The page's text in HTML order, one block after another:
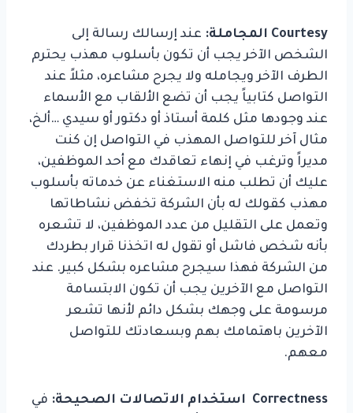
Courtesy المجاملة: عند إرسالك رسالة إلى
الشخص الآخر يجب أن تكون بأسلوب مهذب يحترم
الطرف الآخر ويجامله ولا يجرح مشاعره، مثلاً عند
التواصل كتابياً يجب أن تضع الألقاب مع الأسماء
عند وجودها مثل كلمة أستاذ أو دكتور أو سيدي …ألخ،
مثال آخر للتواصل المهذب في التواصل إن كنت
مديراً وترغب في إنهاء تعاقدك مع أحد الموظفين،
عليك أن تطلب منه الاستغناء عن خدماته بأسلوب
مهذب كقولك له بأن الشركة تخفض نشاطاتها
وتعمل على التقليل من عدد الموظفين، لا تشعره
بأنه شخص فاشل أو تقول له اتخذنا قرار بطردك
من الشركة فهذا سيجرح مشاعره بشكل كبير. عند
التواصل مع الآخرين يجب أن تكون الابتسامة
مرسومة على وجهك بشكل دائم لأنها تشعر
الآخرين باهتمامك بهم وبسعادتك للتواصل
معهم.
Correctness استخدام الاتصالات الصحيحة: في